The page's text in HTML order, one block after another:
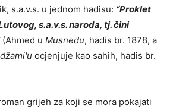
s.a.v.s. u jednom hadisu: “Proklet
s.a.v.s. naroda, tj. čini
(Ahmed u Musnedu, hadis br. 1878, a
ocjenjuje kao sahih, hadis br.
grijeh za koji se mora pokajati